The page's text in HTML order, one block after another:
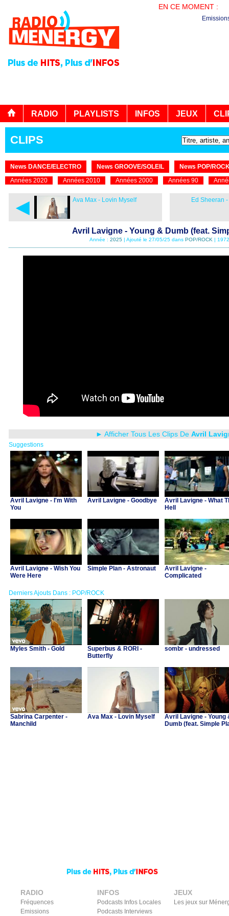
EN CE MOMENT :
RADIO PLAYLISTS INFOS JEUX
CLIPS
News DANCE/ELECTRO News GROOVE/SOLEIL
News POP/
Années 2020
Années 2010 Années 2000 Années 90
◄ Ava Max - Lovin Myself Ed Sheeran
Avril Lavigne - Young & Dumb (feat.
Année : 2025 | Ajouté le 27/05/25 dans POP/ROCK |
► Afficher Tous Les Clips De Avril
Suggestions
Avril Lavigne - I'm With
You
Avril Lavigne - Goodbye
Avril Lavigne - What
Hell
Avril Lavigne - Wish You
Were Here
Simple Plan - Astronaut
Avril Lavigne -
Complicated
Derniers Ajouts Dans : POP/ROCK
Myles Smith - Gold
Superbus & RORI -
Butterfly
sombr - undressed
Sabrina Carpenter -
Manchild
Ava Max - Lovin Myself
Avril Lavigne - Young
Dumb (feat. Simple
RADIO
Fréquences
Emissions
INFOS
Podcasts Infos Locales
Podcasts Interviews
JEUX
Les jeux sur